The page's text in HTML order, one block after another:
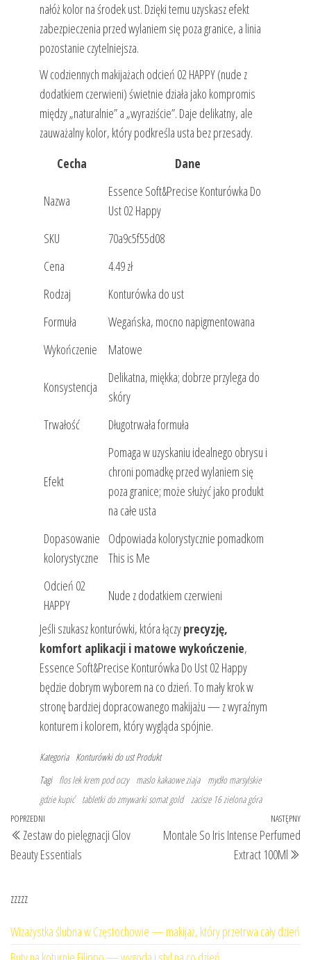
nałóż kolor na środek ust. Dzięki temu uzyskasz efekt
zabezpieczenia przed wylaniem się poza granice, a linia
pozostanie czytelniejsza.
W codziennych makijażach odcień 02 HAPPY (nude z
dodatkiem czerwieni) świetnie działa jako kompromis
między „naturalnie” a „wyraziście”. Daje delikatny, ale
zauważalny kolor, który podkreśla usta bez przesady.
Cecha
Dane
Nazwa
Essence Soft&Precise Konturówka Do
Ust 02 Happy
SKU
70a9c5f55d08
Cena
4.49 zł
Rodzaj
Konturówka do ust
Formuła
Wegańska, mocno napigmentowana
Wykończenie
Matowe
Konsystencja
Delikatna, miękka; dobrze przylega do
skóry
Trwałość
Długotrwała formuła
Efekt
Pomaga w uzyskaniu idealnego obrysu i
chroni pomadkę przed wylaniem się
poza granice; może służyć jako produkt
na całe usta
Dopasowanie
kolorystyczne
Odpowiada kolorystycznie pomadkom
This is Me
Odcień 02
HAPPY
Nude z dodatkiem czerwieni
Jeśli szukasz konturówki, która łączyprecyzję,
komfort aplikacji i matowe wykończenie,
Essence Soft&Precise Konturówka Do Ust 02 Happy
będzie dobrym wyborem na co dzień. To mały krok w
stronę bardziej dopracowanego makijażu — z wyraźnym
konturem i kolorem, który wygląda spójnie.
Kategoria Konturówki do ust Produkt
Tagi flos lek krem pod oczy maslo kakaowe ziaja
mydło marsylskie
gdzie kupić
tabletki do zmywarki somat gold zacisze 16 zielona góra
Nawigacja
wpisu
Poprzedni
wpis
POPRZEDNI
Zestaw do pielęgnacji Glov
Beauty Essentials
NASTĘPNY
Montale So Iris Intense Perfumed
Extract 100Ml
zzzzz
Wizażystka ślubna w Częstochowie — makijaż, który przetrwa cały dzień